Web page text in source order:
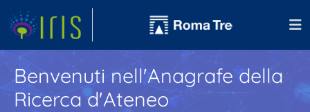
Benvenuti nell'Anagrafe della
Ricerca d'Ateneo